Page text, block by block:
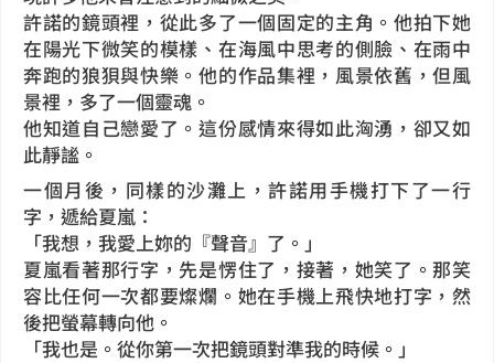
許諾的鏡頭裡，從此多了一個固定的主角。他拍下她
在陽光下微笑的模樣、在海風中思考的側臉、在雨中
奔跑的狼狽與快樂。他的作品集裡，風景依舊，但風
景裡，多了一個靈魂。
他知道自己戀愛了。這份感情來得如此洶湧，卻又如
此靜謐。
一個月後，同樣的沙灘上，許諾用手機打下了一行
字，遞給夏嵐：
「我想，我愛上妳的『聲音』了。」
夏嵐看著那行字，先是愣住了，接著，她笑了。那笑
容比任何一次都要燦爛。她在手機上飛快地打字，然
後把螢幕轉向他。
「我也是。從你第一次把鏡頭對準我的時候。」